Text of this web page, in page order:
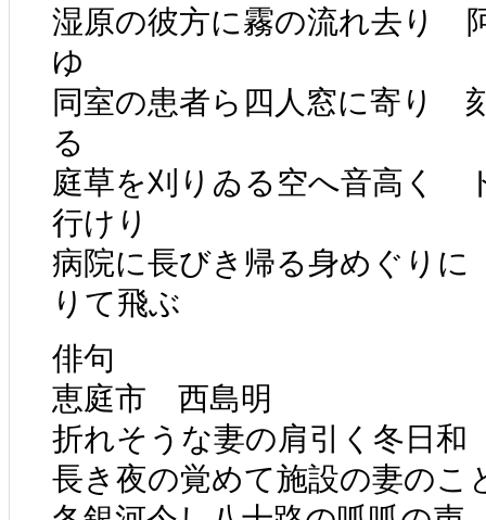
湿原の彼方に霧の流れ去り
ゆ
同室の患者ら四人窓に寄り
る
庭草を刈りゐる空へ音高く
行けり
病院に長びき帰る身めぐり
りて飛ぶ
俳句
恵庭市 西島明
折れそうな妻の肩引く冬日
長き夜の覚めて施設の妻のこ